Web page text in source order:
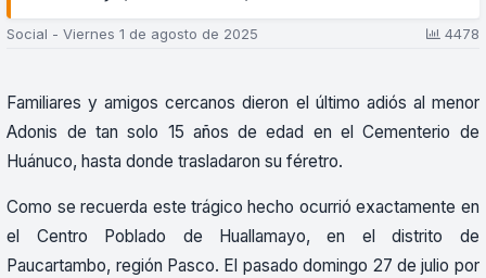
Social - Viernes 1 de agosto de 2025 4478
Familiares y amigos cercanos dieron el último adiós al menor
Adonis de tan solo 15 años de edad en el Cementerio de
Huánuco, hasta donde trasladaron su féretro.
Como se recuerda este trágico hecho ocurrió exactamente en
el Centro Poblado de Huallamayo, en el distrito de
Paucartambo, región Pasco. El pasado domingo 27 de julio por